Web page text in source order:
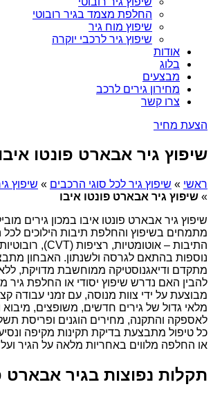
החלפת מצמד בגיר רובוטי
שיפוץ מוח גיר
שיפוץ גיר לרכבי יוקרה
אודות
בלוג
מבצעים
מחירון גירים לרכב
צרו קשר
הצעת מחיר
שיפוץ גיר אבארט פונטו איבו
ראשי » שיפוץ גיר לכל סוגי הרכבים » שיפוץ
» שיפוץ גיר אבארט פונטו איבו
שיפוץ גיר אבארט פונטו איבו במכון גירים
מתמחים בשיפוץ והחלפת תיבות הילוכים לכל
נוספות בהתאם לגרסה ולשנתון. האבחון
מתקדם ודיאגנוסטיקה ממוחשבת מדויקת,
להבין האם נדרש שיפוץ יסודי או החלפת גיר
מבוצעת על ידי צוות מנוסה, עם זמני עבודה
מלאי גדול של גירים חדשים, משופצים, מיבוא
לאספקה והתקנה, מחירים הוגנים ופריסת
כל טיפול מתבצעת בדיקת תקינות מקיפה
או החלפה מלווים באחריות מלאה על הגיר
תקלות נפוצות בגיר אבארט